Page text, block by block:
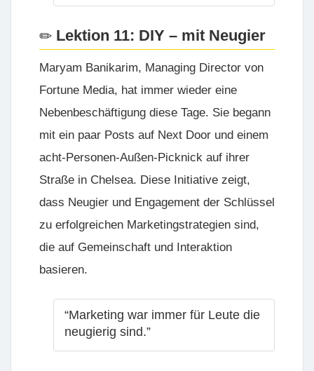
Lektion 11: DIY – mit Neugier
Maryam Banikarim, Managing Director von
Fortune Media, hat immer wieder eine
Nebenbeschäftigung diese Tage. Sie begann
mit ein paar Posts auf Next Door und einem
acht-Personen-Außen-Picknick auf ihrer
Straße in Chelsea. Diese Initiative zeigt,
dass Neugier und Engagement der Schlüssel
zu erfolgreichen Marketingstrategien sind,
die auf Gemeinschaft und Interaktion
basieren.
“Marketing war immer für Leute die
neugierig sind.”